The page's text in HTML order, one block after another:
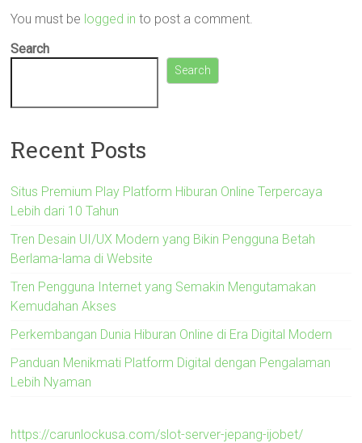
You must be logged in to post a comment.
Search
Search
Recent Posts
Situs Premium Play Platform Hiburan Online Terpercaya
Lebih dari 10 Tahun
Tren Desain UI/UX Modern yang Bikin Pengguna Betah
Berlama-lama di Website
Tren Pengguna Internet yang Semakin Mengutamakan
Kemudahan Akses
Perkembangan Dunia Hiburan Online di Era Digital Modern
Panduan Menikmati Platform Digital dengan Pengalaman
Lebih Nyaman
https://carunlockusa.com/slot-server-jepang-ijobet/